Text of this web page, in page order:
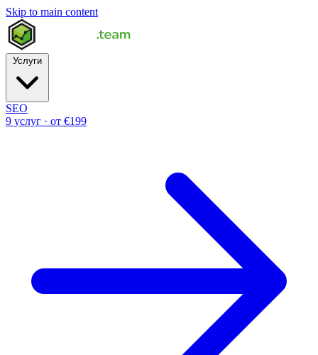
Skip to main content
SEO
9 услуг · от €199